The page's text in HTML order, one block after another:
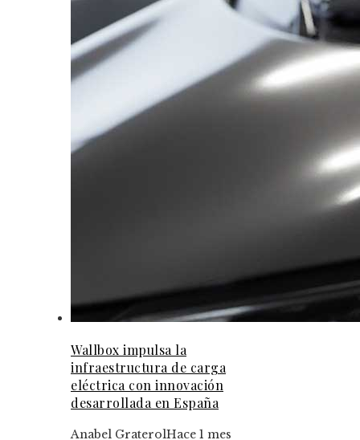
Wallbox impulsa la
infraestructura de carga
eléctrica con innovación
desarrollada en España
Anabel GraterolHace 1 mes